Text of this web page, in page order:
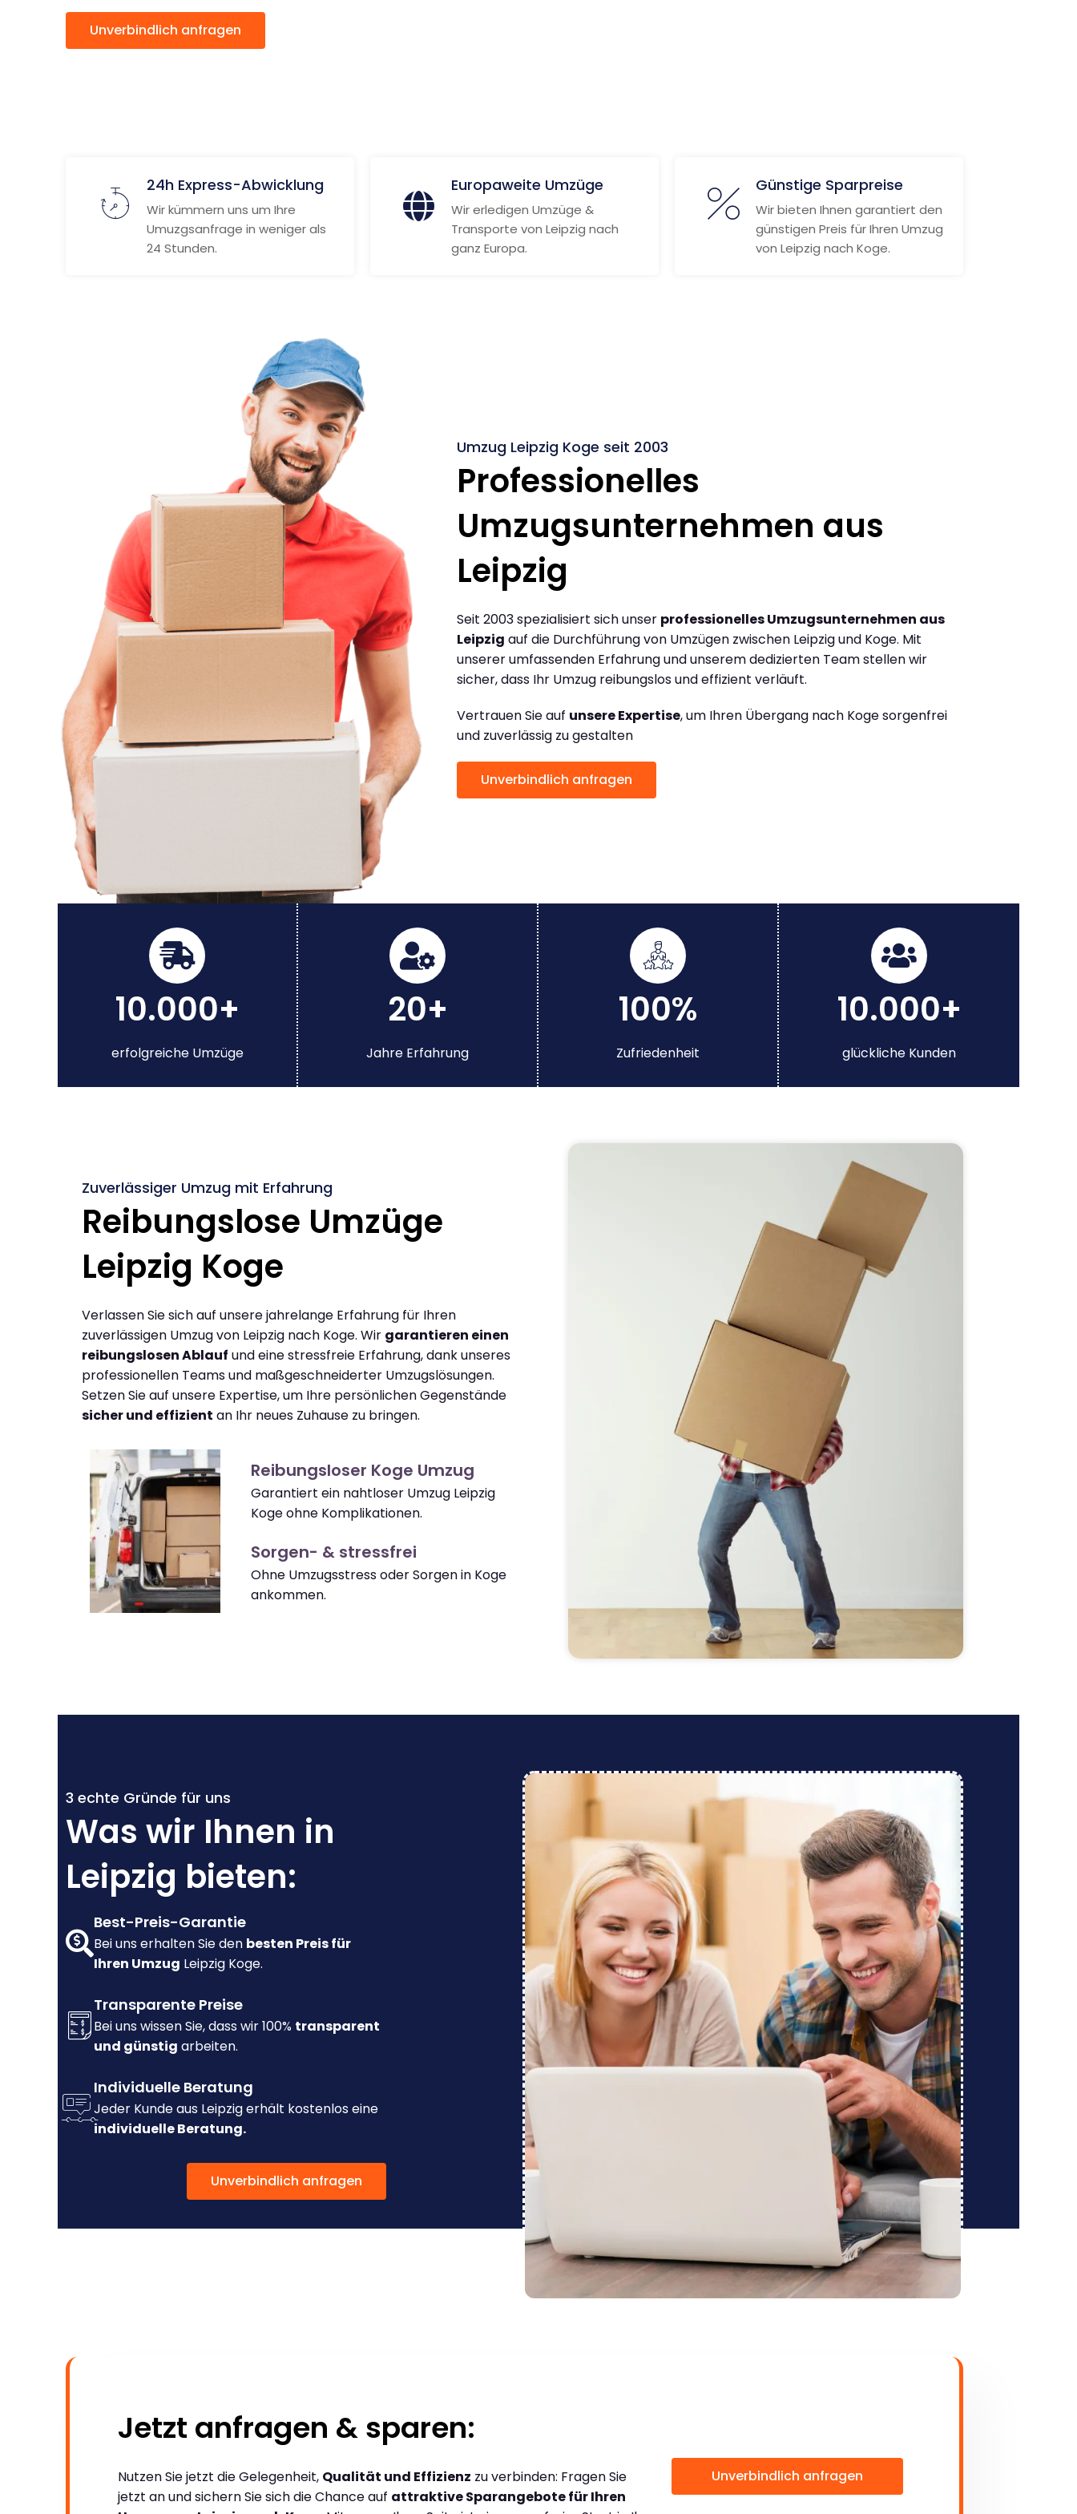
Unverbindlich anfragen
24h Express-Abwicklung
Wir kümmern uns um Ihre
Umuzgsanfrage in weniger als
24 Stunden.
Europaweite Umzüge
Wir erledigen Umzüge &
Transporte von Leipzig nach
ganz Europa.
Günstige Sparpreise
Wir bieten Ihnen garantiert den
günstigen Preis für Ihren Umzug
von Leipzig nach Koge.
Umzug Leipzig Koge seit 2003
Professionelles
Umzugsunternehmen aus
Leipzig
Seit 2003 spezialisiert sich unser professionelles Umzugsunternehmen aus
Leipzig auf die Durchführung von Umzügen zwischen Leipzig und Koge. Mit
unserer umfassenden Erfahrung und unserem dedizierten Team stellen wir
sicher, dass Ihr Umzug reibungslos und effizient verläuft.
Vertrauen Sie auf unsere Expertise, um Ihren Übergang nach Koge sorgenfrei
und zuverlässig zu gestalten
Unverbindlich anfragen
10.000+
erfolgreiche Umzüge
20+
Jahre Erfahrung
100%
Zufriedenheit
10.000+
glückliche Kunden
Zuverlässiger Umzug mit Erfahrung
Reibungslose Umzüge
Leipzig Koge
Verlassen Sie sich auf unsere jahrelange Erfahrung für Ihren
zuverlässigen Umzug von Leipzig nach Koge. Wir garantieren einen
reibungslosen Ablauf und eine stressfreie Erfahrung, dank unseres
professionellen Teams und maßgeschneiderter Umzugslösungen.
Setzen Sie auf unsere Expertise, um Ihre persönlichen Gegenstände
sicher und effizient an Ihr neues Zuhause zu bringen.
Reibungsloser Koge Umzug
Garantiert ein nahtloser Umzug Leipzig
Koge ohne Komplikationen.
Sorgen- & stressfrei
Ohne Umzugsstress oder Sorgen in Koge
ankommen.
3 echte Gründe für uns
Was wir Ihnen in
Leipzig bieten:
Best-Preis-Garantie
Bei uns erhalten Sie den besten Preis für
Ihren Umzug Leipzig Koge.
Transparente Preise
Bei uns wissen Sie, dass wir 100% transparent
und günstig arbeiten.
Individuelle Beratung
Jeder Kunde aus Leipzig erhält kostenlos eine
individuelle Beratung.
Unverbindlich anfragen
Jetzt anfragen & sparen:
Nutzen Sie jetzt die Gelegenheit, Qualität und Effizienz zu verbinden: Fragen Sie
jetzt an und sichern Sie sich die Chance auf attraktive Sparangebote für Ihren
Unverbindlich anfragen